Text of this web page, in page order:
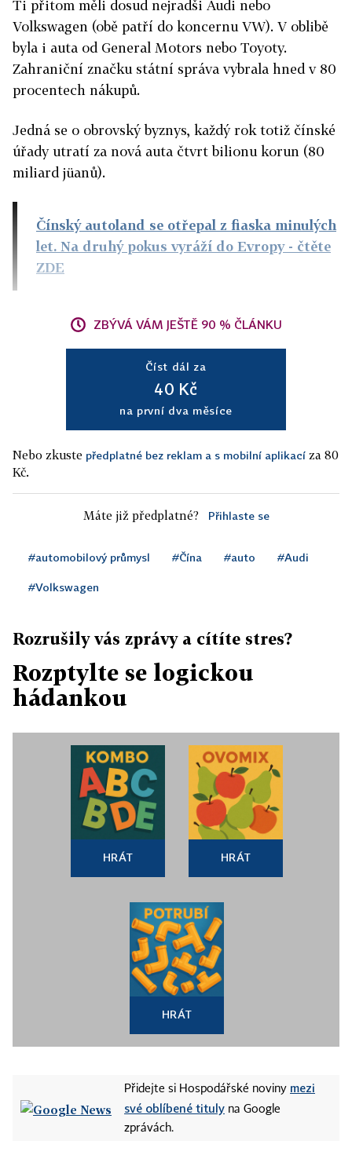
Ti přitom měli dosud nejradši Audi nebo
Volkswagen (obě patří do koncernu VW). V oblibě
byla i auta od General Motors nebo Toyoty.
Zahraniční značku státní správa vybrala hned v 80
procentech nákupů.
Jedná se o obrovský byznys, každý rok totiž čínské
úřady utratí za nová auta čtvrt bilionu korun (80
miliard jüanů).
Čínský autoland se otřepal z fiaska minulých
let. Na druhý pokus vyráží do Evropy- čtěte
ZDE
ZBÝVÁ VÁM JEŠTĚ 90 % ČLÁNKU
Číst dál za
40 Kč
na první dva měsíce
Nebo zkuste předplatné bez reklam a s mobilní aplikací za 80
Kč.
Máte již předplatné? Přihlaste se
#automobilový průmysl #Čína #auto #Audi
#Volkswagen
Rozrušily vás zprávy a cítíte stres?
Rozptylte se logickou
hádankou
HRÁT HRÁT
HRÁT
Přidejte si Hospodářské noviny mezi
své oblíbené tituly na Google
zprávách.